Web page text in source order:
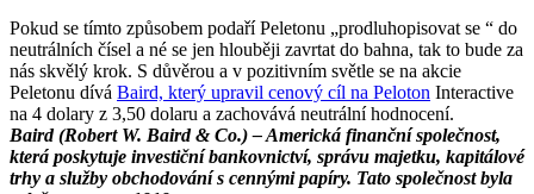
Pokud se tímto způsobem podaří Peletonu „prodluhopisovat se “ do
neutrálních čísel a né se jen hlouběji zavrtat do bahna, tak to bude za
nás skvělý krok. S důvěrou a v pozitivním světle se na akcie
Peletonu dívá Baird, který upravil cenový cíl na Peloton Interactive
na 4 dolary z 3,50 dolaru a zachovává neutrální hodnocení.
Baird (Robert W. Baird & Co.) – Americká finanční společnost,
která poskytuje investiční bankovnictví, správu majetku, kapitálové
trhy a služby obchodování s cennými papíry. Tato společnost byla